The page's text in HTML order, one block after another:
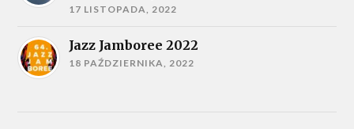
17 LISTOPADA, 2022
Jazz Jamboree 2022
18 PAŹDZIERNIKA, 2022